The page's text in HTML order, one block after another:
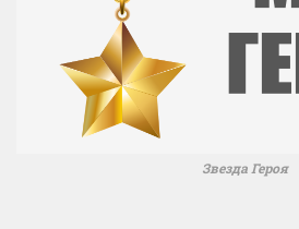
Звезда Героя